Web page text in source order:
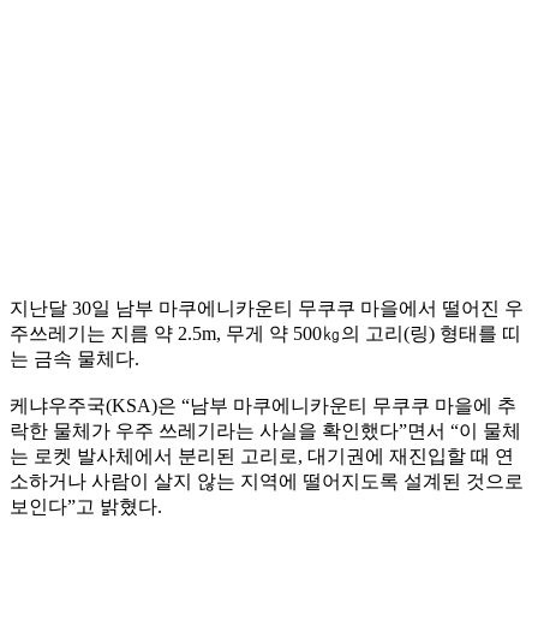
지난달 30일 남부 마쿠에니카운티 무쿠쿠 마을에서 떨어진 우
주쓰레기는 지름 약 2.5m, 무게 약 500㎏의 고리(링) 형태를 띠
는 금속 물체다.
케냐우주국(KSA)은 “남부 마쿠에니카운티 무쿠쿠 마을에 추
락한 물체가 우주 쓰레기라는 사실을 확인했다”면서 “이 물체
는 로켓 발사체에서 분리된 고리로, 대기권에 재진입할 때 연
소하거나 사람이 살지 않는 지역에 떨어지도록 설계된 것으로
보인다”고 밝혔다.